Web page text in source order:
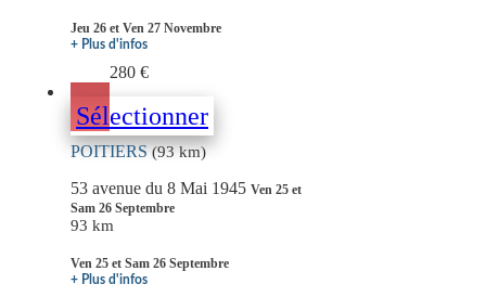
Jeu 26 et Ven 27 Novembre
+ Plus d'infos
280 €
Sélectionner
POITIERS(93 km)
53 avenue du 8 Mai 1945 Ven 25 et
Sam 26 Septembre
93 km
Ven 25 et Sam 26 Septembre
+ Plus d'infos